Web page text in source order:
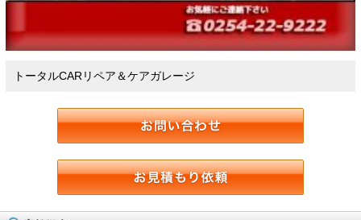
トータルCARリペア＆ケアガレージ